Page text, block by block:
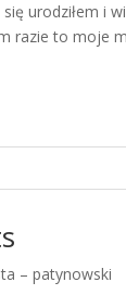
urodziłem i
razie to moje
– patynowski